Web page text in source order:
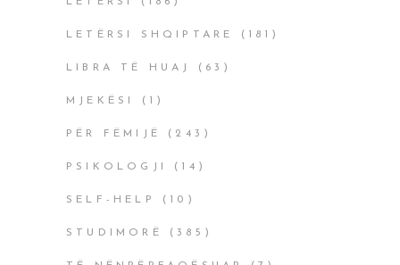
LETËRSI (186)
LETËRSI SHQIPTARE (181)
LIBRA TË HUAJ (63)
MJEKËSI (1)
PËR FËMIJË (243)
PSIKOLOGJI (14)
SELF-HELP (10)
STUDIMORË (385)